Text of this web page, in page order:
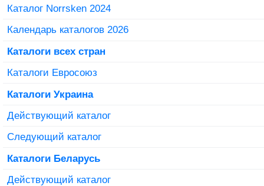
Каталог Norrsken 2024
Календарь каталогов 2026
Каталоги всех стран
Каталоги Евросоюз
Каталоги Украина
Действующий каталог
Следующий каталог
Каталоги Беларусь
Действующий каталог